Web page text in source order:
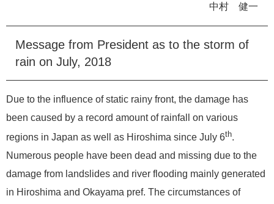
中村 健一
Message from President as to the storm of
rain on July, 2018
Due to the influence of static rainy front, the damage has
been caused by a record amount of rainfall on various
regions in Japan as well as Hiroshima since July 6th.
Numerous people have been dead and missing due to the
damage from landslides and river flooding mainly generated
in Hiroshima and Okayama pref. The circumstances of